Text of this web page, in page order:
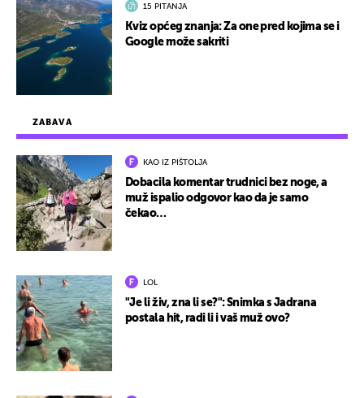
ZABAVA
KAO IZ PIŠTOLJA
Dobacila komentar trudnici bez noge, a
muž ispalio odgovor kao da je samo
čekao…
LOL
"Je li živ, zna li se?": Snimka s Jadrana
postala hit, radi li i vaš muž ovo?
15 PITANJA
Kviz općeg znanja: Za one pred kojima se i
Google može sakriti